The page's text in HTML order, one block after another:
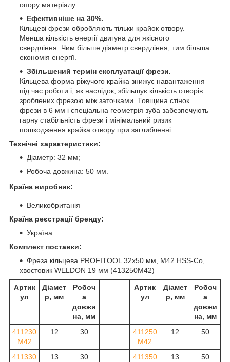
опору матеріалу.
Eфективніше на 30%.
Кільцеві фрези обробляють тільки крайок отвору.
Менша кількість енергії двигуна для якісного
свердління. Чим більше діаметр свердління, тим більша
економія енергії.
Збільшений термін експлуатації фрези.
Кільцева форма ріжучого крайка знижує навантаження
під час роботи і, як наслідок, збільшує кількість отворів
зроблених фрезою між заточками. Товщина стінок
фрези в 6 мм і спеціальна геометрія зуба забезпечують
гарну стабільність фрези і мінімальний ризик
пошкодження крайка отвору при заглибленні.
Технічні характеристики:
Діаметр: 32 мм;
Робоча довжина: 50 мм.
Країна виробник:
Великобританія
Країна реєстрації бренду:
Україна
Комплект поставки:
Фреза кільцева PROFITOOL 32х50 мм, M42 HSS-Co,
хвостовик WELDON 19 мм (413250M42)
Артик
ул
Діамет
р, мм
Робоч
а
довжи
на, мм
Артик
ул
Діамет
р, мм
Робоч
а
довжи
на, мм
411230
M42
12 30
411250
M42
12 50
411330
13 30
411350
13 50